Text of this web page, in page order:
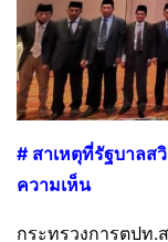
# สาเหตุที่รัฐบาล
ความเห็น
กระทรวงการตปท